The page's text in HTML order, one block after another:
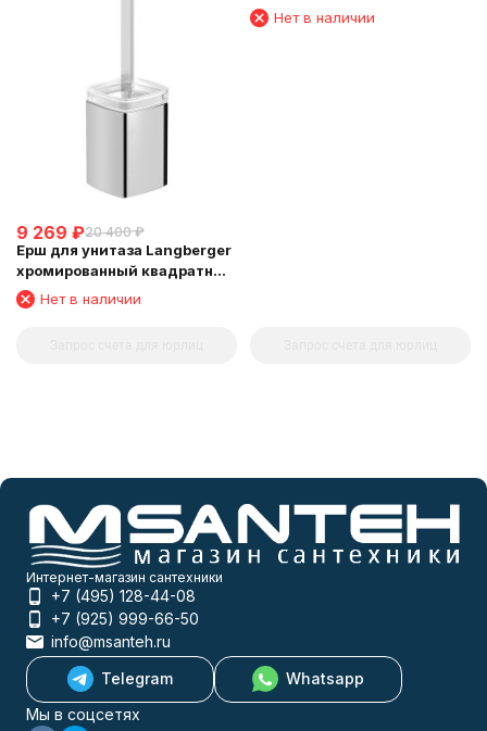
9 269 ₽20 400 ₽
Ерш для унитаза Langberger
хромированный квадратный
напольный малый 11327A
Нет в наличии
аксессуаров и полотенца 45
см 11304D
Нет в наличии
Интернет-магазин сантехники
+7 (495) 128-44-08
+7 (925) 999-66-50
info@msanteh.ru
Telegram
Whatsapp
Мы в соцсетях